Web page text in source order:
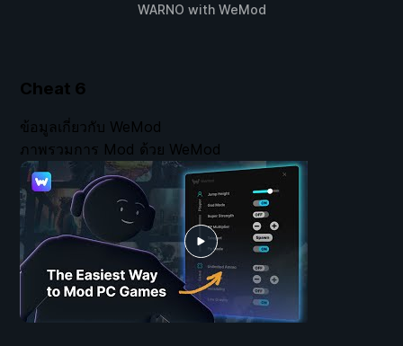
WARNO with WeMod
Cheat 6
ข้อมูลเกี่ยวกับ WeMod
ภาพรวมการ Mod ด้วย WeMod